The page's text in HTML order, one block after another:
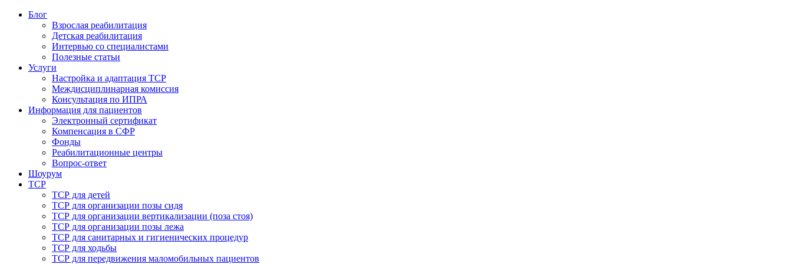
Блог
Взрослая реабилитация
Детская реабилитация
Интервью со специалистами
Полезные статьи
Услуги
Настройка и адаптация ТСР
Междисциплинарная комиссия
Консультация по ИПРА
Информация для пациентов
Электронный сертификат
Компенсация в СФР
Фонды
Реабилитационные центры
Вопрос-ответ
Шоурум
ТСР
ТСР для детей
ТСР для организации позы сидя
ТСР для организации вертикализации (поза стоя)
ТСР для организации позы лежа
ТСР для санитарных и гигиенических процедур
ТСР для ходьбы
ТСР для передвижения маломобильных пациентов